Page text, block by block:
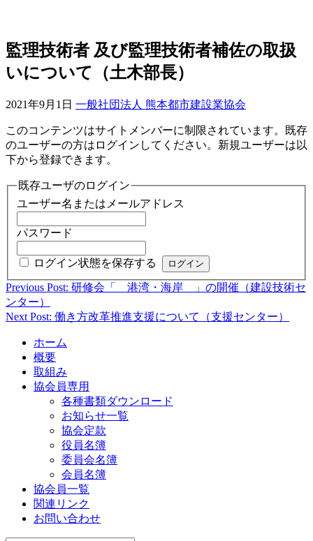
監理技術者 及び監理技術者補佐の取扱
いについて（土木部長）
2021年9月1日 一般社団法人 熊本都市建設業協会
このコンテンツはサイトメンバーに制限されています。既存
のユーザーの方はログインしてください。新規ユーザーは以
下から登録できます。
既存ユーザのログイン
ユーザー名またはメールアドレス
パスワード
ログイン状態を保存する
投
稿
Previous Post: 研修会「 港湾・海岸 」の開催（建設技術セ
ンター）
Next Post: 働き方改革推進支援について（支援センター）
ホーム
概要
取組み
協会員専用
各種書類ダウンロード
お知らせ一覧
協会定款
役員名簿
委員会名簿
会員名簿
協会員一覧
関連リンク
お問い合わせ